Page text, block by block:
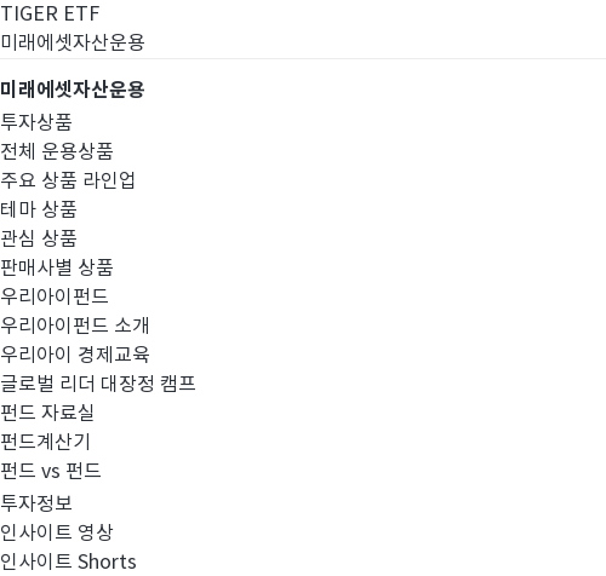
TIGER ETF
미래에셋자산운용
미래에셋자산운용
투자상품
전체 운용상품
주요 상품 라인업
테마 상품
관심 상품
판매사별 상품
우리아이펀드
우리아이펀드 소개
우리아이 경제교육
글로벌 리더 대장정 캠프
펀드 자료실
펀드계산기
펀드 vs 펀드
투자정보
인사이트 영상
인사이트 Shorts
경영공시